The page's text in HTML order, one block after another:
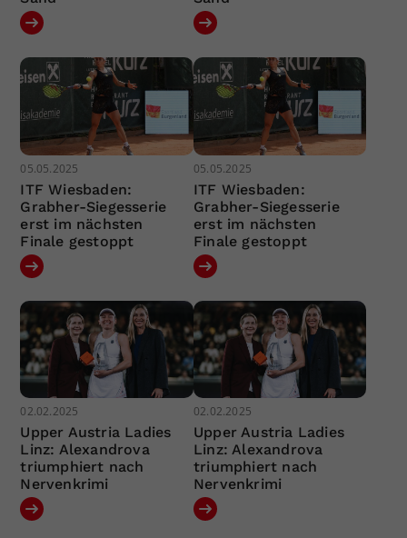
05.05.2025
ITF Wiesbaden:
Grabher-Siegesserie
erst im nächsten
Finale gestoppt
05.05.2025
ITF Wiesbaden:
Grabher-Siegesserie
erst im nächsten
Finale gestoppt
02.02.2025
Upper Austria Ladies
Linz: Alexandrova
triumphiert nach
Nervenkrimi
02.02.2025
Upper Austria Ladies
Linz: Alexandrova
triumphiert nach
Nervenkrimi